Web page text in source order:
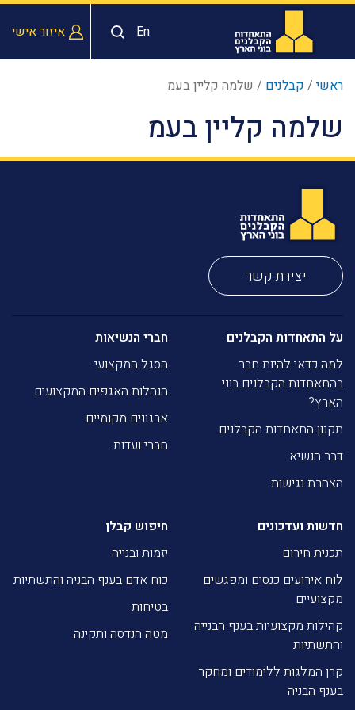
En איזור אישי
ראשי / קבלנים / שלמה קליין בעמ
שלמה קליין בעמ
יצירת קשר
על התאחדות הקבלנים
למה כדאי להיות חבר
בהתאחדות הקבלנים בוני
הארץ?
תקנון התאחדות הקבלנים
דבר הנשיא
הצהרת נגישות
חברי הנשיאות
הסגל המקצועי
הנהלות האגפים המקצועים
ארגונים מקומיים
חברי ועדות
חדשות ועדכונים
תכנית חירום
לוח אירועים כנסים ומפגשים
מקצועיים
קהילות מקצועיות בענף הבנייה
והתשתיות
קרן המלגות ללימודים ומחקר
בענף הבניה
חיפוש קבלן
יזמות ובנייה
כוח אדם בענף הבניה והתשתיות
בטיחות
מטה הנדסה ותקינה